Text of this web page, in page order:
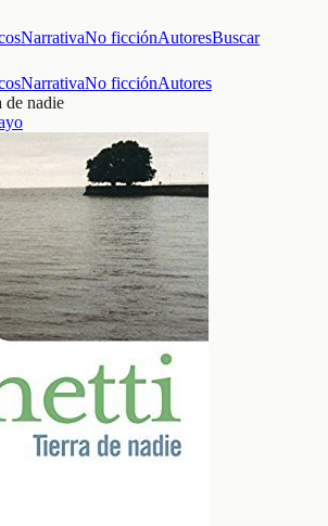
NarrativaNo ficciónAutoresBuscar
NarrativaNo ficciónAutores
de nadie